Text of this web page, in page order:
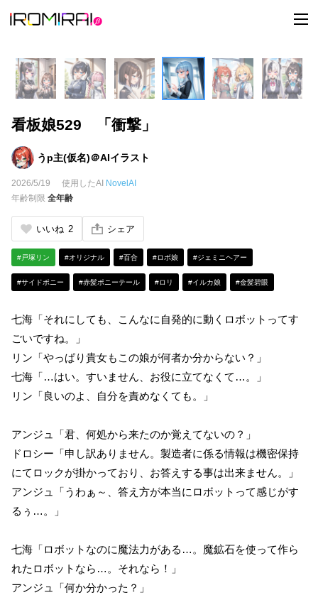
t
o
l
e
n
a
v
看板娘529 「衝撃」
うp主(仮名)＠AIイラスト
2026/5/19 使用したAI NovelAI
年齢制限 全年齢
いいね 2 シェア
#戸塚リン #オリジナル #百合 #ロボ娘 #ジェミニヘアー
#サイドポニー #赤髪ポニーテール #ロリ #イルカ娘 #金髪碧眼
七海「それにしても、こんなに自発的に動くロボットってす
ごいですね。」
リン「やっぱり貴女もこの娘が何者か分からない？」
七海「…はい。すいません、お役に立てなくて…。」
リン「良いのよ、自分を責めなくても。」
アンジュ「君、何処から来たのか覚えてないの？」
ドロシー「申し訳ありません。製造者に係る情報は機密保持
にてロックが掛かっており、お答えする事は出来ません。」
アンジュ「うわぁ～、答え方が本当にロボットって感じがす
るぅ…。」
七海「ロボットなのに魔法力がある…。魔鉱石を使って作ら
れたロボットなら…。それなら！」
アンジュ「何か分かった？」